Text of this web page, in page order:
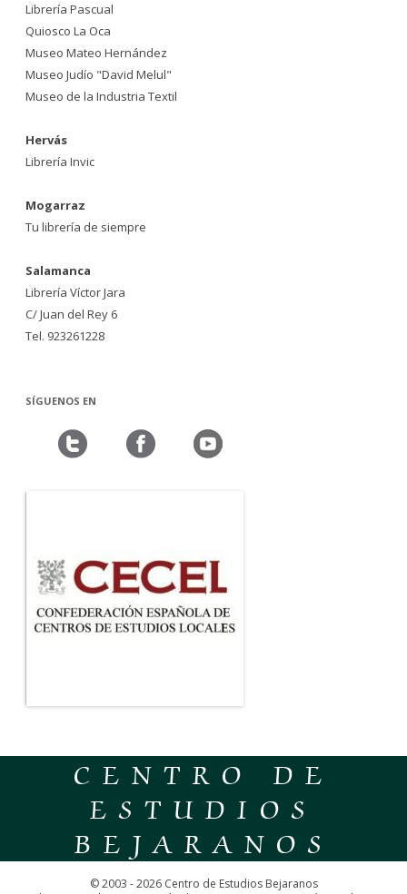
Librería Pascual
Quiosco La Oca
Museo Mateo Hernández
Museo Judío "David Melul"
Museo de la Industria Textil
Hervás
Librería Invic
Mogarraz
Tu librería de siempre
Salamanca
Librería Víctor Jara
C/ Juan del Rey 6
Tel. 923261228
SÍGUENOS EN
CENTRO DE
ESTUDIOS
BEJARANOS
© 2003 - 2026 Centro de Estudios Bejaranos